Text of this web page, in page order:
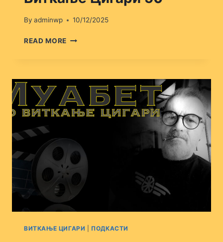
By adminwp 10/12/2025
READ MORE ВИТКАЊЕ
ВИТКАЊЕ ЦИГАРИ ПОДКАСТИ